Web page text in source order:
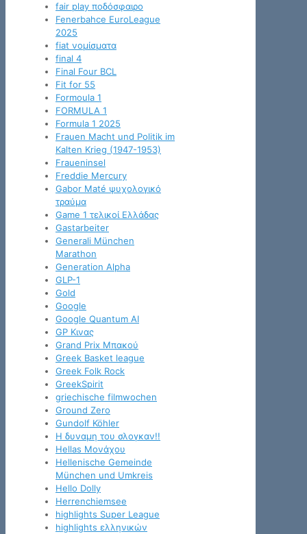
fair play ποδόσφαιρο
Fenerbahce EuroLeague
2025
fiat νομίσματα
final 4
Final Four BCL
Fit for 55
Formoula 1
FORMULA 1
Formula 1 2025
Frauen Macht und Politik im
Kalten Krieg (1947-1953)
Fraueninsel
Freddie Mercury
Gabor Maté ψυχολογικό
τραύμα
Game 1 τελικοί Ελλάδας
Gastarbeiter
Generali München
Marathon
Generation Alpha
GLP-1
Gold
Google
Google Quantum AI
GP Κινας
Grand Prix Μπακού
Greek Basket league
Greek Folk Rock
GreekSpirit
griechische filmwochen
Ground Zero
Gundolf Köhler
H δυναμη του σλογκαν!!
Hellas Μονάχου
Hellenische Gemeinde
München und Umkreis
Hello Dolly
Herrenchiemsee
highlights Super League
highlights ελληνικών